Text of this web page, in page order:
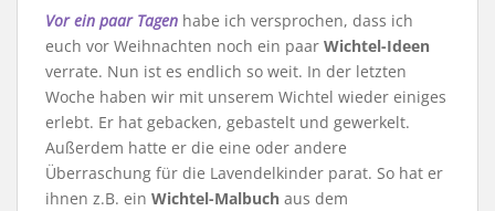
Vor ein paar Tagen habe ich versprochen, dass ich
euch vor Weihnachten noch ein paar Wichtel-Ideen
verrate. Nun ist es endlich so weit. In der letzten
Woche haben wir mit unserem Wichtel wieder einiges
erlebt. Er hat gebacken, gebastelt und gewerkelt.
Außerdem hatte er die eine oder andere
Überraschung für die Lavendelkinder parat. So hat er
ihnen z.B. ein Wichtel-Malbuch aus dem